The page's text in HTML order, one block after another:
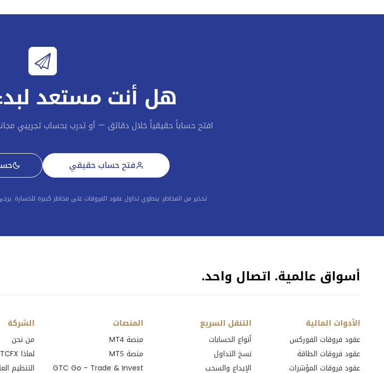
in points
-45.56
in points
0.07
in points
-2.57
in points
-67.57
CHFNOK
CHFPLN
in points
-70.95
CHFSEK
-82.53
CHFSGD
-8.1
هل أنت مستعد
افتح حساباً حقيقياً خلال دقائق — أو تدرب بحساب تجريبي
فتح حساب حقيقي
تحذير من المخاطر: ينطوي تداول عقود الفروقات على مخاطر كبيرة للخسارة.
أسواق عالمية. اتصال واحد.
الأدوات المالية
عقود فروقات الفوركس
عقود فروقات الطاقة
عقود فروقات المؤشرات
التنقل السريع
أنواع الحسابات
نسخ التداول
الإيداع والسحب
المنصات
منصة MT4
منصة MT5
GTC Go - Trade & Invest
الشركة
من نحن
لماذا GTCFX
التنظيم